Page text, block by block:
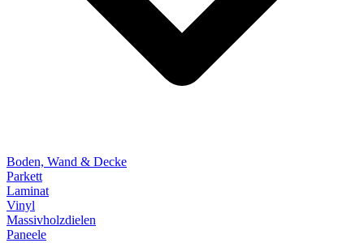
Boden, Wand & Decke
Parkett
Laminat
Vinyl
Massivholzdielen
Paneele